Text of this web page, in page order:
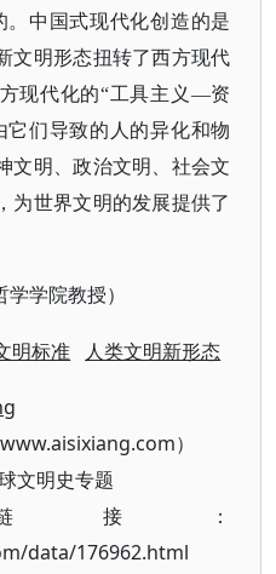
。中国式现代化创造的是
文明形态扭转了西方现代
现代化的“工具主义—资
它们导致的人的异化和物
文明、政治文明、社会文
为世界文明的发展提供了
学学院教授）
明标准 人类文明新形态
）
文明史专题
接：
data/176962.html